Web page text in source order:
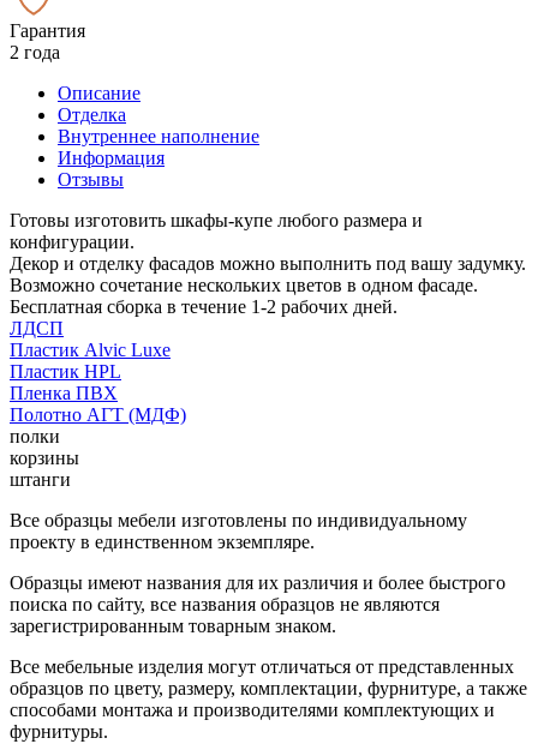
Гарантия
2 года
Описание
Отделка
Внутреннее наполнение
Информация
Отзывы
Готовы изготовить шкафы-купе любого размера и
конфигурации.
Декор и отделку фасадов можно выполнить под вашу задумку.
Возможно сочетание нескольких цветов в одном фасаде.
Бесплатная сборка в течение 1-2 рабочих дней.
ЛДСП
Пластик Alvic Luxe
Пластик HPL
Пленка ПВХ
Полотно АГТ (МДФ)
полки
корзины
штанги
Все образцы мебели изготовлены по индивидуальному
проекту в единственном экземпляре.
Образцы имеют названия для их различия и более быстрого
поиска по сайту, все названия образцов не являются
зарегистрированным товарным знаком.
Все мебельные изделия могут отличаться от представленных
образцов по цвету, размеру, комплектации, фурнитуре, а также
способами монтажа и производителями комплектующих и
фурнитуры.